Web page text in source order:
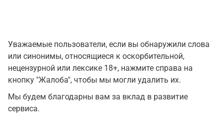
Уважаемые пользователи, если вы обнаружили слова
или синонимы, относящиеся к оскорбительной,
нецензурной или лексике 18+, нажмите справа на
кнопку "Жалоба", чтобы мы могли удалить их.
Мы будем благодарны вам за вклад в развитие
сервиса.